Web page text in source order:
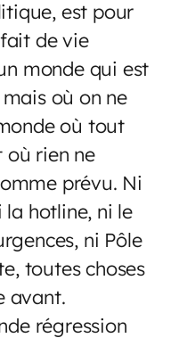
est pour
de vie
monde qui est
où on ne
où tout
où rien ne
prévu. Ni
la hotline, ni le
ni Pôle
toutes choses
avant.
régression